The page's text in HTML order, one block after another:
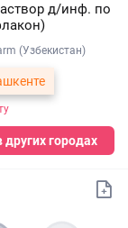
д/инф. по
(Узбекистан)
городах